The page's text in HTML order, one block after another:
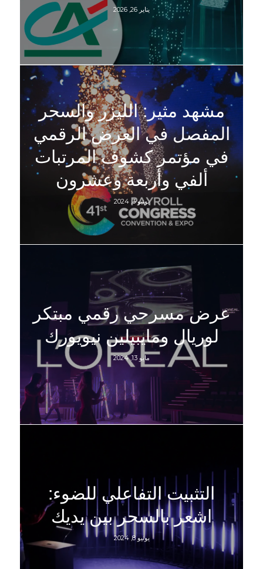
يناير 26, 2026
مشهد مثير: الليزر والسحر
المفصل في العرض الرقمي
في مؤتمر كشوف المرتبات
ألفي وأربعة وعشرون
يونيو 3, 2024
عرض مسرحي رقمي مبتكر
لوريال ومايبيلين نيويورك
مايو 13, 2024
التثبيت التفاعلي للضوء:
اشعر بالسحر بين يديك
يونيو 8, 2024